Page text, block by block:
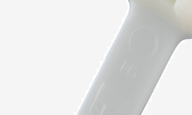
Bildergalerie